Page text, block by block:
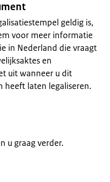
geldig is,
voor meer informatie
in Nederland die vraagt
en
uit wanneer u dit
heeft laten legaliseren.
u graag verder.